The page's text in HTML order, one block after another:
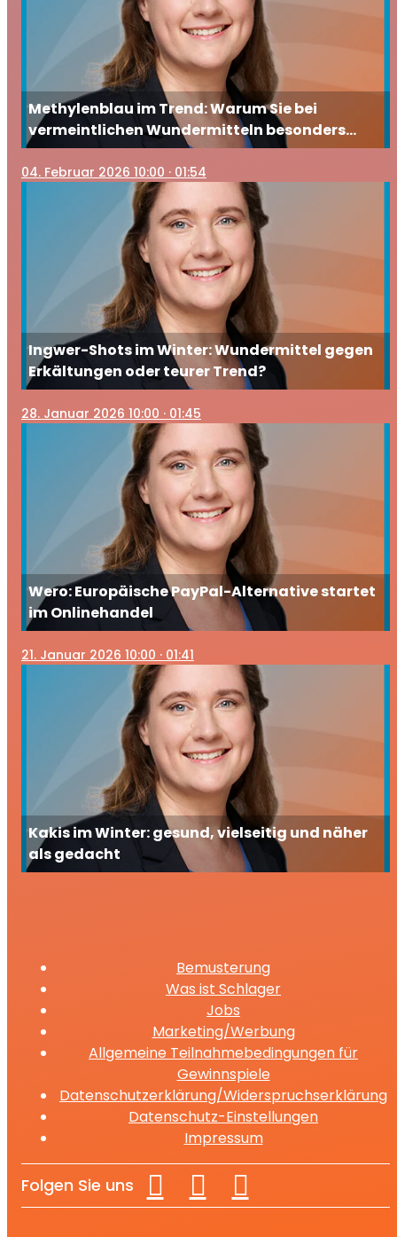
Methylenblau im Trend: Warum Sie bei
vermeintlichen Wundermitteln besonders
vorsichtig sein sollten
04. Februar 2026 10:00 · 01:54
Ingwer-Shots im Winter: Wundermittel gegen
Erkältungen oder teurer Trend?
28. Januar 2026 10:00 · 01:45
Wero: Europäische PayPal-Alternative startet
im Onlinehandel
21. Januar 2026 10:00 · 01:41
Kakis im Winter: gesund, vielseitig und näher
als gedacht
Bemusterung
Was ist Schlager
Jobs
Marketing/Werbung
Allgemeine Teilnahmebedingungen für
Gewinnspiele
Datenschutzerklärung/Widerspruchserklärung
Datenschutz-Einstellungen
Impressum
Folgen Sie uns